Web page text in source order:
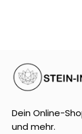
Dein Online-
und mehr.